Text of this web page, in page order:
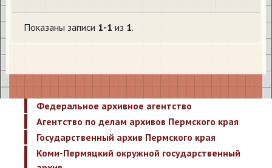
Показаны записи 1-1 из 1.
Федеральное архивное агентство
Агентство по делам архивов Пермского края
Государственный архив Пермского края
Коми-Пермяцкий окружной государственный